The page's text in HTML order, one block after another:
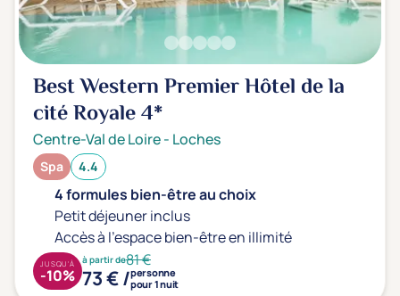
Best Western Premier Hôtel de la
cité Royale4*
Centre-Val de Loire- Loches
Spa 4.4
4 formules bien-être au choix
Petit déjeuner inclus
Accès à l'espace bien-être en illimité
à partir de81 €
73 € /personne
pour 1 nuit
JUSQU'À
-10%